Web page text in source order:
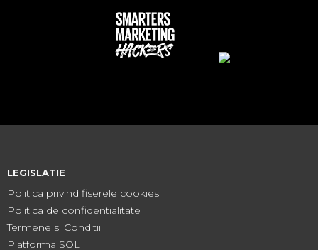
LEGISLATIE
Politica privind fiserele cookies
Politica de confidentialitate
Termene si Conditii
Platforma SOL